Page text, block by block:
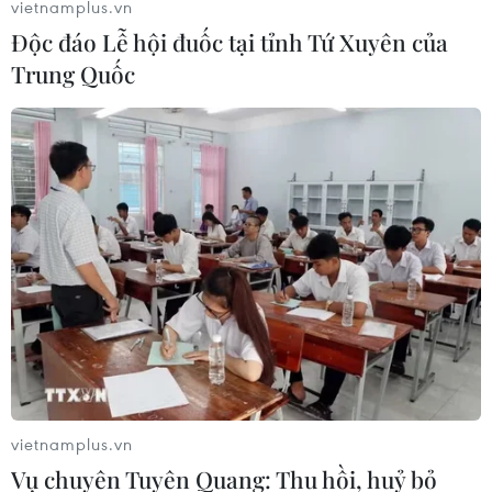
Bắt kịp xu hướng của báo chí hiện đại
trong thời đại công nghệ số
14/06/2019 08:16
Bước vào thời đại công nghiệp số, báo chí Việt Nam
đứng trước các thách thức lớn nhưng cũng là cơ hội để
mỗi cơ quan báo chí và người làm báo tự đổi mới để
bắt kịp xu hướng chung của sự phát triển.
vietnamplus.vn
Độc đáo Lễ hội đuốc tại tỉnh Tứ Xuyên của
Trung Quốc
vietnamplus.vn
Vụ chuyên Tuyên Quang: Thu hồi, huỷ bỏ